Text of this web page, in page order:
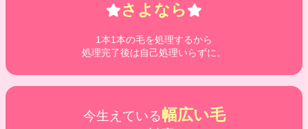
さよなら
1本1本の毛を処理するから
処理完了後は自己処理いらずに。
今生えている幅広い毛